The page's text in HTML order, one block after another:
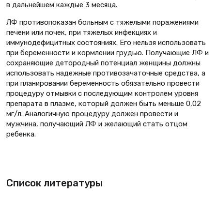
в дальнейшем каждые 3 месяца.
ЛФ противопоказан больным с тяжелыми поражениями
печени или почек, при тяжелых инфекциях и
иммунодефицитных состояниях. Его нельзя использовать
при беременности и кормлении грудью. Получающие ЛФ и
сохраняющие детородный потенциал женщины должны
использовать надежные противозачаточные средства, а
при планировании беременность обязательно провести
процедуру отмывки с последующим контролем уровня
препарата в плазме, который должен быть меньше 0,02
мг/л. Аналогичную процедуру должен провести и
мужчина, получающий ЛФ и желающий стать отцом
ребенка.
Список литературы